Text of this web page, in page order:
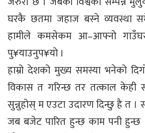
घरकै छतमा जहाज बस्ने व्यवस्था
हामीले कमसेकम आ–आफ्नो
पु¥याउनुप¥यो ।
हाम्रो देशको मुख्य समस्या भनेको
विकास त गरिन्छ तर तत्काल केही
सुन्नुहोस् म एउटा उदारण दिन्छु है त ।
जब बजेट पारित हुन्छ काम पनी